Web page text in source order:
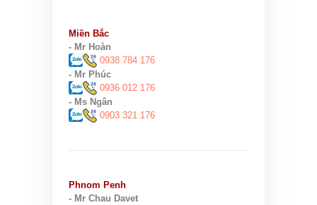
Miền Bắc
- Mr Hoàn
0938 784 176
- Mr Phúc
0936 012 176
- Ms Ngân
0903 321 176
Phnom Penh
- Mr Chau Davet